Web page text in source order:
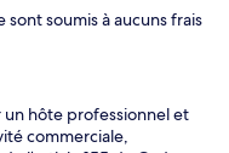
sont soumis à aucuns frais
hôte professionnel et
commerciale,